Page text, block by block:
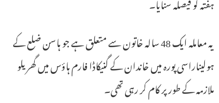
یہ معاملہ ایک 48 سالہ خاتون سے متعلق ہے جو ہاسن ضلع کے
ہولیناراسی پورہ میں خاندان کے گنیکاڈا فارم ہاؤس میں گھریلو
ملازمہ کے طور پر کام کر رہی تھی۔